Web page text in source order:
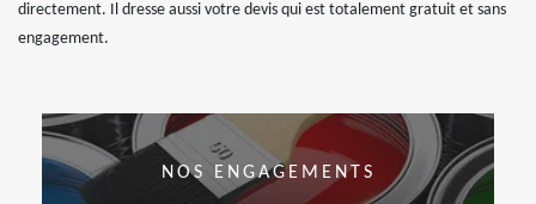
directement. Il dresse aussi votre devis qui est totalement gratuit et sans
engagement.
NOS ENGAGEMENTS